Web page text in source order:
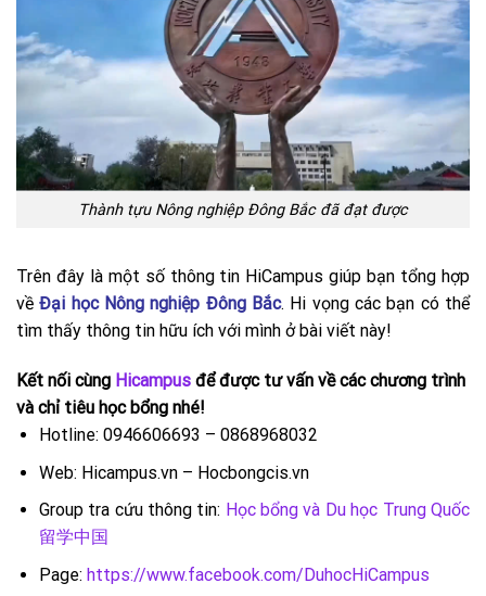
Thành tựu Nông nghiệp Đông Bắc đã đạt được
Trên đây là một số thông tin HiCampus giúp bạn tổng hợp
vềĐại học Nông nghiệp Đông Bắc. Hi vọng các bạn có thể
tìm thấy thông tin hữu ích với mình ở bài viết này!
Kết nối cùng Hicampus để được tư vấn về các chương trình
và chỉ tiêu học bổng nhé!
Hotline: 0946606693 – 0868968032
Web: Hicampus.vn – Hocbongcis.vn
Group tra cứu thông tin: Học bổng và Du học Trung Quốc
留学中国
Page: https://www.facebook.com/DuhocHiCampus